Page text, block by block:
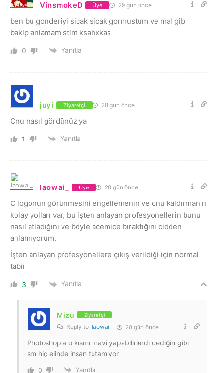
VinsmokeD Üye 29 gün önce
ben bu gonderiyi sicak sicak gormustum ve mal gibi
bakip anlamamistim ksahxkas
0 Yanıtla
juyi Ziyaretçi 28 gün önce
Onu nasıl gördünüz ya
1 Yanıtla
laowai_ Üye 28 gün önce
O logonun görünmesini engellemenin ve onu kaldırmanın
kolay yolları var, bu işten anlayan profesyonellerin bunu
nasıl atladığını ve böyle acemice bıraktığını cidden
anlamıyorum.
İşten anlayan profesyonellere çıkış verildiği için normal
tabii
3 Yanıtla
Mizu Ziyaretçi
Reply to laowai_ 28 gün önce
Photoshopla o kısmı mavi yapabilirlerdi dediğin gibi
sm hiç elinde insan tutamıyor
0 Yanıtla